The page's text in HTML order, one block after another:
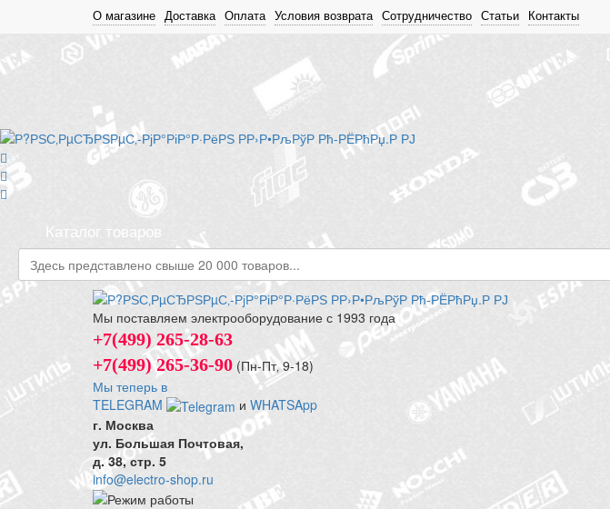
О магазине Доставка Оплата Условия возврата Сотрудничество Статьи Контакты
Каталог товаров
Мы поставляем электрооборудование с 1993 года
+7(499) 265-28-63
+7(499) 265-36-90 (Пн-Пт‚ 9-18)
Мы теперь в
TELEGRAM
и WHATSApp
г. Москва
ул. Большая Почтовая,
д. 38, стр. 5
info@electro-shop.ru